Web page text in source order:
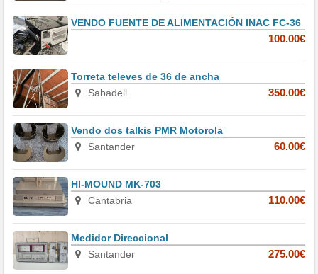
VENDO FUENTE DE ALIMENTACIÓN INAC FC-36
100.00€
Torreta televes de 36 de ancha
Sabadell
350.00€
Vendo dos talkis PMR Motorola
Santander
60.00€
HI-MOUND MK-703
Cantabria
110.00€
Medidor Direccional
Santander
275.00€